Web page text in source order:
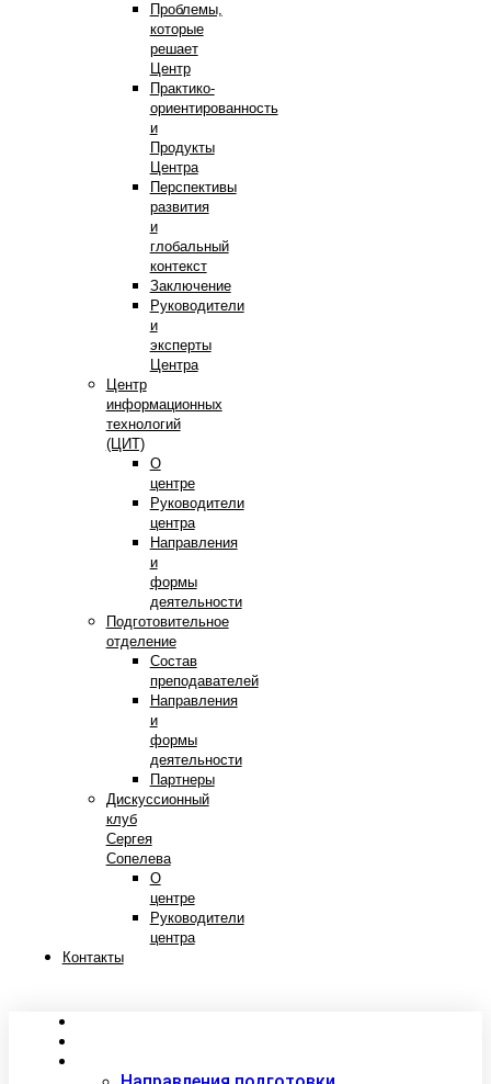
Проблемы,
которые
решает
Центр
Практико-
ориентированность
и
Продукты
Центра
Перспективы
развития
и
глобальный
контекст
Заключение
Руководители
и
эксперты
Центра
Центр
информационных
технологий
(ЦИТ)
О
центре
Руководители
центра
Направления
и
формы
деятельности
Подготовительное
отделение
Состав
преподавателей
Направления
и
формы
деятельности
Партнеры
Дискуссионный
клуб
Сергея
Сопелева
О
центре
Руководители
центра
Контакты